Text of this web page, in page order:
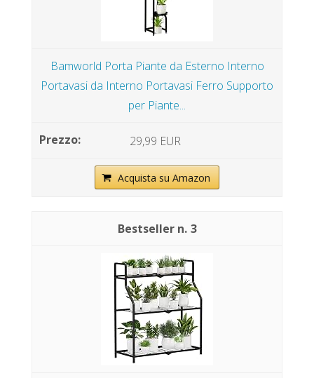
Bamworld Porta Piante da Esterno Interno
Portavasi da Interno Portavasi Ferro Supporto
per Piante...
29,99 EUR
Acquista su Amazon
3